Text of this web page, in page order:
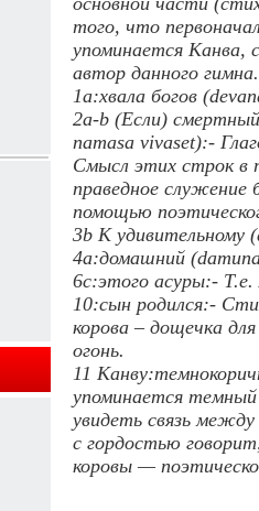
того, что
упоминается Канва,
автор данного гимна.
1a:хвала богов
2a-b (Если)
namasa vivaset):-
Смысл этих строк в
праведное служение
помощью
3b К удивительному
4a:домашний
6c:этого асуры:- Т.е.
10:сын родился:-
корова – дощечка
огонь.
11
упоминается темный
увидеть связь
с гордостью
коровы —